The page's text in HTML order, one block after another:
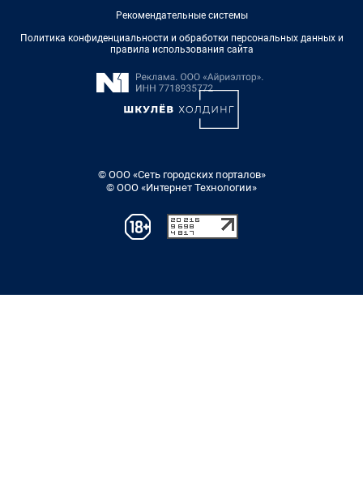
Рекомендательные системы
Политика конфиденциальности и обработки персональных данных и
правила использования сайта
© ООО «Сеть городских порталов»
© ООО «Интернет Технологии»